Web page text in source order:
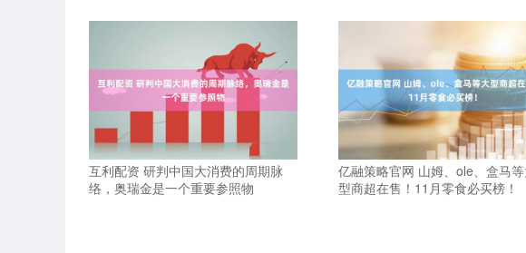
互利配资 研判中国大消费的周期脉
络，奥瑞金是一个重要参照物
亿融策略官网 山姆、ole、盒马
型商超在售！11月零食必买榜！